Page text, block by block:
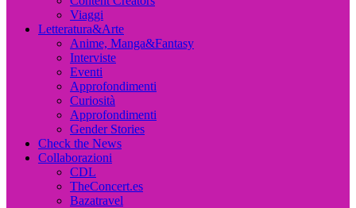
Viaggi
Letteratura&Arte
Anime, Manga&Fantasy
Interviste
Eventi
Approfondimenti
Curiosità
Approfondimenti
Gender Stories
Check the News
Collaborazioni
CDL
TheConcert.es
Bazatravel